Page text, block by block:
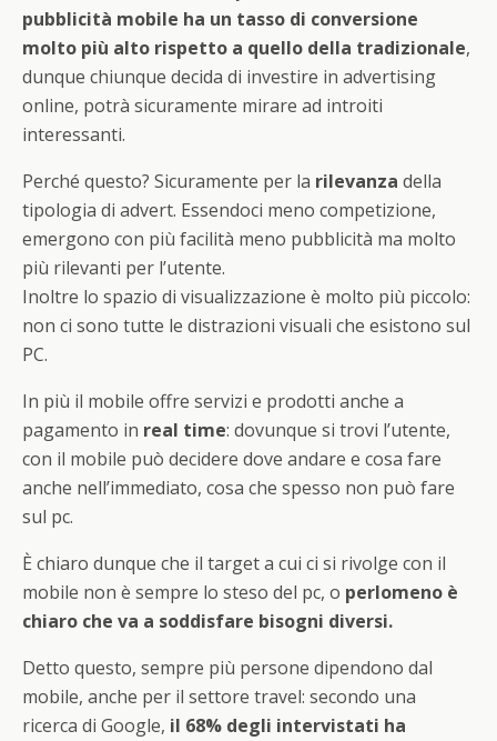
pubblicità mobile ha un tasso di conversione
molto più alto rispetto a quello della tradizionale,
dunque chiunque decida di investire in advertising
online, potrà sicuramente mirare ad introiti
interessanti.
Perché questo? Sicuramente per la rilevanza della
tipologia di advert. Essendoci meno competizione,
emergono con più facilità meno pubblicità ma molto
più rilevanti per l’utente.
Inoltre lo spazio di visualizzazione è molto più piccolo:
non ci sono tutte le distrazioni visuali che esistono sul
PC.
In più il mobile offre servizi e prodotti anche a
pagamento in real time: dovunque si trovi l’utente,
con il mobile può decidere dove andare e cosa fare
anche nell’immediato, cosa che spesso non può fare
sul pc.
È chiaro dunque che il target a cui ci si rivolge con il
mobile non è sempre lo steso del pc, o perlomeno è
chiaro che va a soddisfare bisogni diversi.
Detto questo, sempre più persone dipendono dal
mobile, anche per il settore travel: secondo una
ricerca di Google, il 68% degli intervistati ha